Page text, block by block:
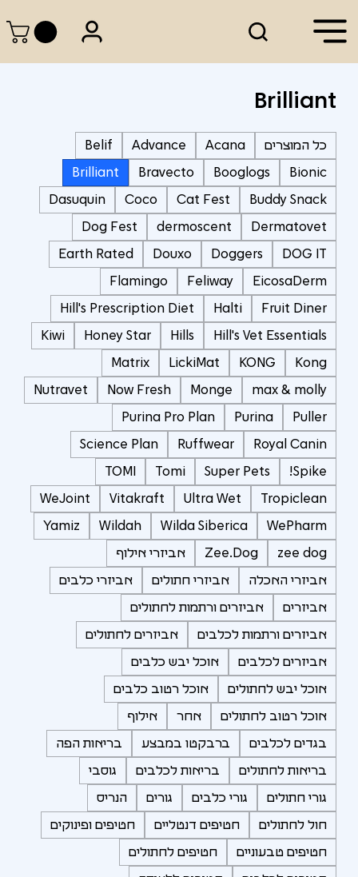
Brilliant
כל המוצרים Acana
Advance
Belif
Bionic
Booglogs
Bravecto
Brilliant
Buddy Snack
Cat Fest
Coco
Dasuquin
Dermatovet
dermoscent
Dog Fest
DOG IT
Doggers
Douxo
Earth Rated
EicosaDerm
Feliway
Flamingo
Fruit Diner
Halti
Hill's Prescription Diet
Hill's Vet Essentials
Hills
Honey Star
Kiwi
Kong
KONG
LickiMat
Matrix
max & molly
Monge
Now Fresh
Nutravet
Puller
Purina
Purina Pro Plan
Royal Canin
Ruffwear
Science Plan
Spike!
Super Pets
Tomi
TOMI
Tropiclean
Ultra Wet
Vitakraft
WeJoint
WePharm
Wilda Siberica
Wildah
Yamiz
zee dog
Zee.Dog אביזרי אילוף
אביזרי האכלה אביזרי חתולים אביזרי כלבים
אביזרים אביזרים ורתמות לחתולים
אביזרים ורתמות לכלבים אביזרים לחתולים
אביזרים לכלבים אוכל יבש כלבים
אוכל יבש לחתולים אוכל רטוב כלבים
אוכל רטוב לחתולים אחר אילוף
בגדים לכלבים ברבקטו במבצע בריאות הפה
בריאות לחתולים בריאות לכלבים גוסבי
גורי חתולים גורי כלבים גורים הנריס
חול לחתולים חטיפים דנטליים חטיפים ופינוקים
חטיפים טבעוניים חטיפים לחתולים